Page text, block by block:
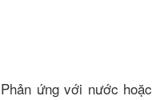
ứng với nước hoặc